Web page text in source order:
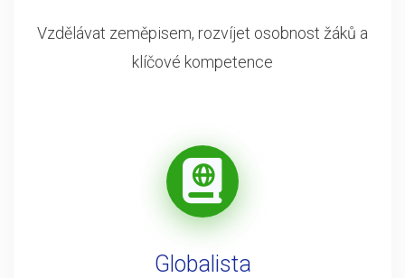
Vzdělávat zeměpisem, rozvíjet osobnost žáků a
klíčové kompetence
Globalista